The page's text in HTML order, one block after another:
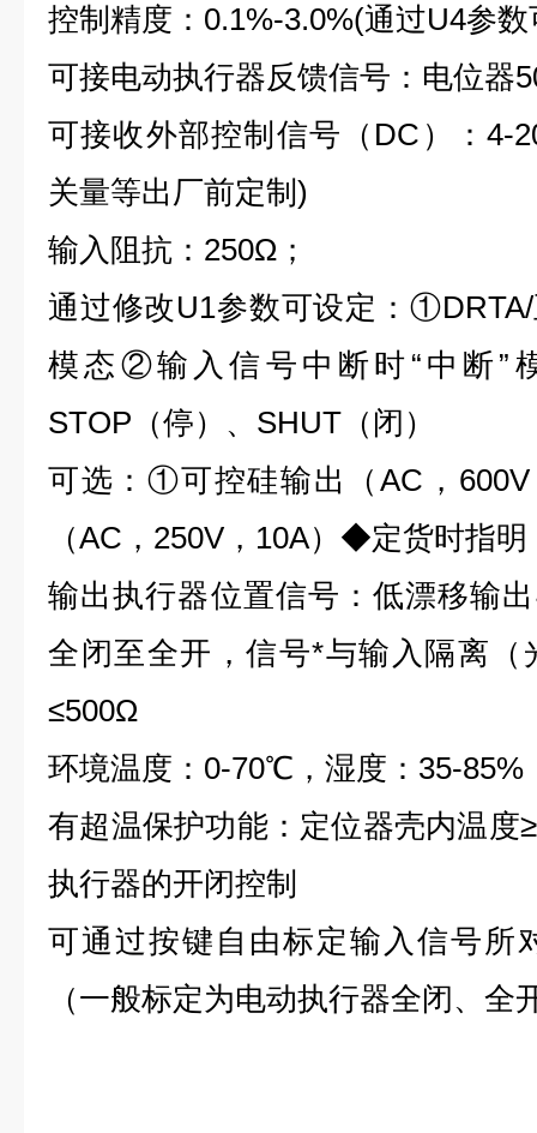
控制精度：0.1%-3.0%(通过U4参
可接电动执行器反馈信号：电位器
可接收外部控制信号（DC）：4-
关量等出厂前定制)
输入阻抗：250Ω；
通过修改U1参数可设定：
模态②输入信号中断时“中断”
STOP（停）、SHUT（闭）
可选：①可控硅输出（AC，
（AC，250V，10A）◆定货时指明
输出执行器位置信号：低漂移输
全闭至全开，信号*与输入隔离（
≤500Ω
环境温度：0-70℃，湿度：35-85%
有超温保护功能：定位器壳内温
执行器的开闭控制
可通过按键自由标定输入信号所
（一般标定为电动执行器全闭、